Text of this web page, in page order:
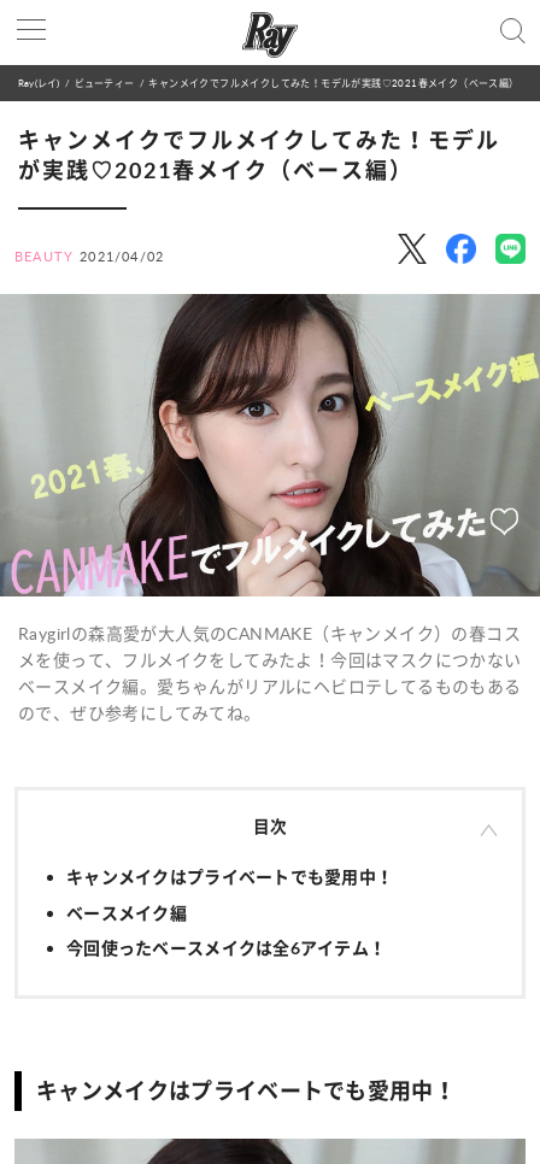
Ray(レイ) ビューティー キャンメイクでフルメイクしてみた！モデルが実践♡2021春メイク（ベース編）
キャンメイクでフルメイクしてみた！モデル
が実践♡2021春メイク（ベース編）
BEAUTY 2021/04/02
Raygirlの森高愛が大人気のCANMAKE（キャンメイク）の春コス
メを使って、フルメイクをしてみたよ！今回はマスクにつかない
ベースメイク編。愛ちゃんがリアルにヘビロテしてるものもある
ので、ぜひ参考にしてみてね。
目次
キャンメイクはプライベートでも愛用中！
ベースメイク編
今回使ったベースメイクは全6アイテム！
キャンメイクはプライベートでも愛用中！